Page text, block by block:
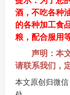
酒，不吃各种
的各种加工食
粮，配合服用
声明：本
请联系我们，
本文原创归微